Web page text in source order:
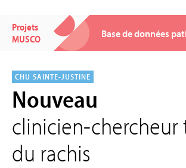
Projets
MUSCO
CHU SAINTE-JUSTINE
Nouveau
clinicien-chercheur
du rachis